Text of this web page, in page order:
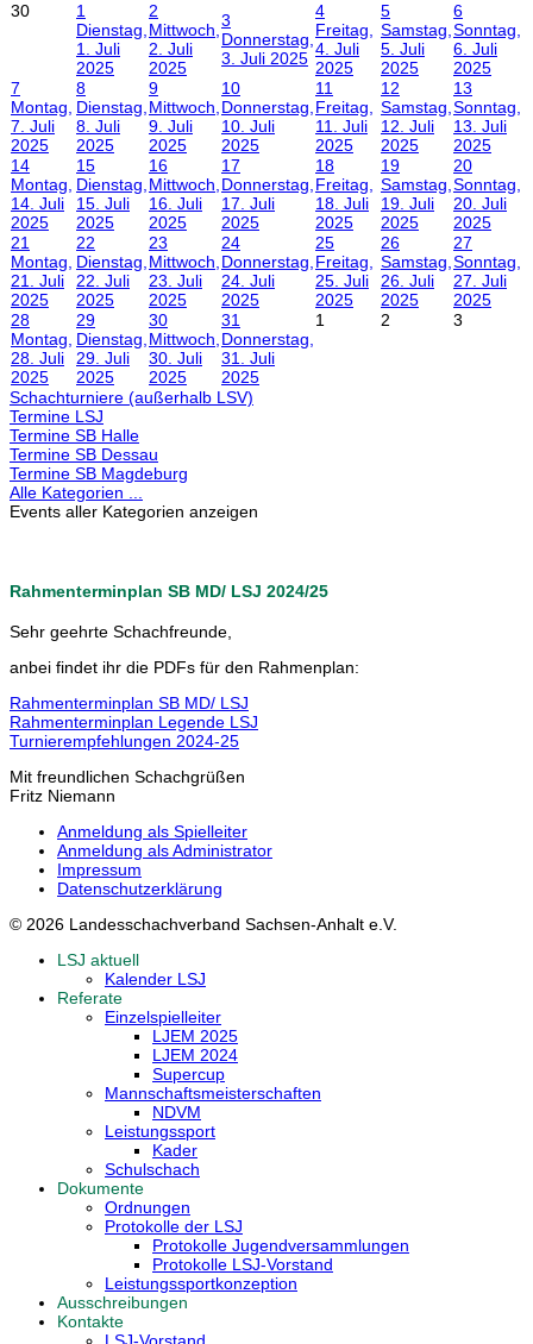
30
1
Dienstag,
1. Juli
2025
2
Mittwoch,
2. Juli
2025
3
Donnerstag,
3. Juli 2025
4
Freitag,
4. Juli
2025
5
Samstag,
5. Juli
2025
6
Sonntag,
6. Juli
2025
7
Montag,
7. Juli
2025
8
Dienstag,
8. Juli
2025
9
Mittwoch,
9. Juli
2025
10
Donnerstag,
10. Juli
2025
11
Freitag,
11. Juli
2025
12
Samstag,
12. Juli
2025
13
Sonntag,
13. Juli
2025
14
Montag,
14. Juli
2025
15
Dienstag,
15. Juli
2025
16
Mittwoch,
16. Juli
2025
17
Donnerstag,
17. Juli
2025
18
Freitag,
18. Juli
2025
19
Samstag,
19. Juli
2025
20
Sonntag,
20. Juli
2025
21
Montag,
21. Juli
2025
22
Dienstag,
22. Juli
2025
23
Mittwoch,
23. Juli
2025
24
Donnerstag,
24. Juli
2025
25
Freitag,
25. Juli
2025
26
Samstag,
26. Juli
2025
27
Sonntag,
27. Juli
2025
28
Montag,
28. Juli
2025
29
Dienstag,
29. Juli
2025
30
Mittwoch,
30. Juli
2025
31
Donnerstag,
31. Juli
2025
1 2 3
Schachturniere (außerhalb LSV)
Termine LSJ
Termine SB Halle
Termine SB Dessau
Termine SB Magdeburg
Alle Kategorien ...
Events aller Kategorien anzeigen
Rahmenterminplan SB MD/ LSJ 2024/25
Sehr geehrte Schachfreunde,
anbei findet ihr die PDFs für den Rahmenplan:
Rahmenterminplan SB MD/ LSJ
Rahmenterminplan Legende LSJ
Turnierempfehlungen 2024-25
Mit freundlichen Schachgrüßen
Fritz Niemann
Anmeldung als Spielleiter
Anmeldung als Administrator
Impressum
Datenschutzerklärung
© 2026 Landesschachverband Sachsen-Anhalt e.V.
LSJ aktuell
Kalender LSJ
Referate
Einzelspielleiter
LJEM 2025
LJEM 2024
Supercup
Mannschaftsmeisterschaften
NDVM
Leistungssport
Kader
Schulschach
Dokumente
Ordnungen
Protokolle der LSJ
Protokolle Jugendversammlungen
Protokolle LSJ-Vorstand
Leistungssportkonzeption
Ausschreibungen
Kontakte